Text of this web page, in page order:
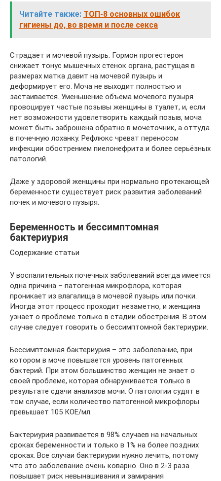
Читайте также: ТОП-8 основных ошибок
гигиены до, во время и после секса
Страдает и мочевой пузырь. Гормон прогестерон
снижает тонус мышечных стенок органа, растущая в
размерах матка давит на мочевой пузырь и
деформирует его. Моча не выходит полностью и
застаивается. Уменьшение объёма мочевого пузыря
провоцирует частые позывы женщины в туалет, и, если
нет возможности удовлетворить каждый позыв, моча
может быть заброшена обратно в мочеточник, а оттуда
в почечную лоханку. Рефлюкс чреват переносом
инфекции обострением пиелонефрита и более серьёзных
патологий.
Даже у здоровой женщины при нормально протекающей
беременности существует риск развития заболеваний
почек и мочевого пузыря.
Беременность и бессимптомная
бактериурия
Содержание статьи
У воспалительных почечных заболеваний всегда имеется
одна причина – патогенная микрофлора, которая
проникает из влагалища в мочевой пузырь или почки.
Иногда этот процесс проходит незаметно, и женщина
узнаёт о проблеме только в стадии обострения. В этом
случае следует говорить о бессимптомной бактериурии.
Бессимптомная бактериурия – это заболевание, при
котором в моче повышается уровень патогенных
бактерий. При этом большинство женщин не знает о
своей проблеме, которая обнаруживается только в
результате сдачи анализов мочи. О патологии судят в
том случае, если количество патогенной микрофлоры
превышает 105 КОЕ/мл.
Бактериурия развивается в 98% случаев на начальных
сроках беременности и только в 1% на более поздних
сроках. Все случаи бактериурии нужно лечить, потому
что это заболевание очень коварно. Оно в 2-3 раза
повышает риск невынашивания и замирания